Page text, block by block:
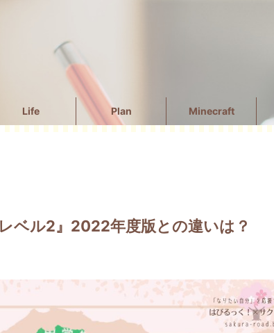
Life Plan Minecraft
ベル2』2022年度版との違いは？